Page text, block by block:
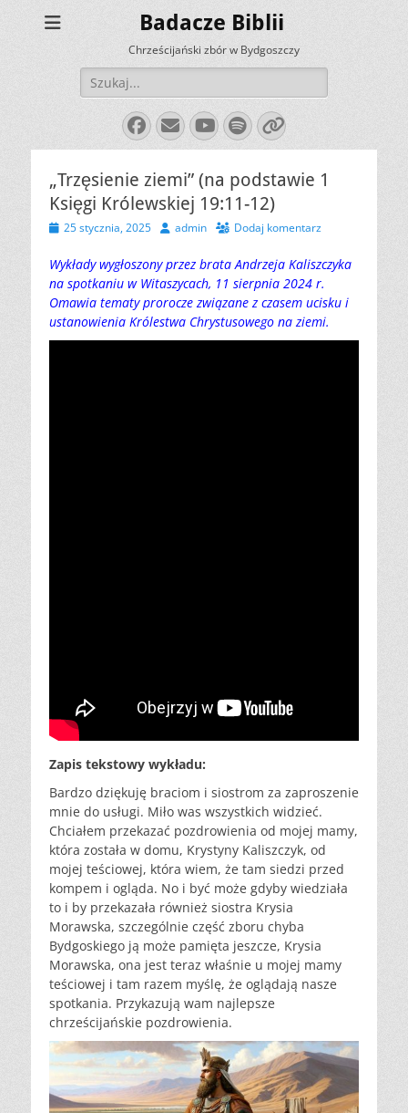
Badacze Biblii
Chrześcijański zbór w Bydgoszczy
Szukaj:
Facebook
E-
mail
YouTube
Spotify
Link
„Trzęsienie ziemi” (na podstawie 1
Księgi Królewskiej 19:11-12)
Opublikowano
25 stycznia, 2025 Autoradmin Dodaj komentarz
Wykłady wygłoszony przez brata Andrzeja Kaliszczyka
na spotkaniu w Witaszycach, 11 sierpnia 2024 r.
Omawia tematy prorocze związane z czasem ucisku i
ustanowienia Królestwa Chrystusowego na ziemi.
Zapis tekstowy wykładu:
Bardzo dziękuję braciom i siostrom za zaproszenie
mnie do usługi. Miło was wszystkich widzieć.
Chciałem przekazać pozdrowienia od mojej mamy,
która została w domu, Krystyny Kaliszczyk, od
mojej teściowej, która wiem, że tam siedzi przed
kompem i ogląda. No i być może gdyby wiedziała
to i by przekazała również siostra Krysia
Morawska, szczególnie część zboru chyba
Bydgoskiego ją może pamięta jeszcze, Krysia
Morawska, ona jest teraz właśnie u mojej mamy
teściowej i tam razem myślę, że oglądają nasze
spotkania. Przykazują wam najlepsze
chrześcijańskie pozdrowienia.